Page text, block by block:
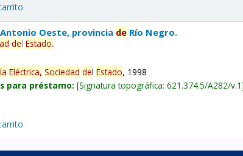
Oeste, provincia de Río Negro.
delEstado.
Eléctrica, Sociedad delEstado, 1998
para préstamo: Signatura topográfica:621.374.5/A282/v.1